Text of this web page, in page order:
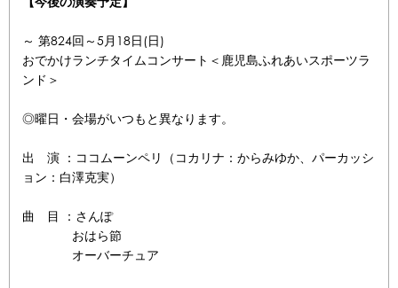
～ 第824回～5月18日(日)
おでかけランチタイムコンサート＜鹿児島ふれあいスポーツラ
ンド＞
◎曜日・会場がいつもと異なります。
出 演 ：ココムーンペリ（コカリナ：からみゆか、パーカッシ
ョン：白澤克実）
曲 目 ：さんぽ
おはら節
オーバーチュア